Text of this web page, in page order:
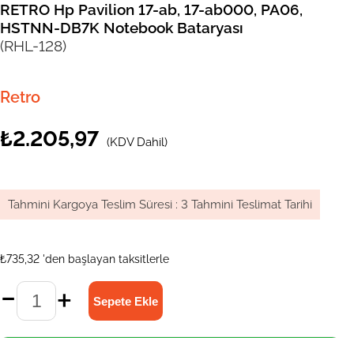
RETRO Hp Pavilion 17-ab, 17-ab000, PA06,
HSTNN-DB7K Notebook Bataryası
(RHL-128)
Retro
₺2.205,97 (KDV Dahil)
Tahmini Kargoya Teslim Süresi : 3 Tahmini Teslimat Tarihi
₺735,32 'den başlayan taksitlerle